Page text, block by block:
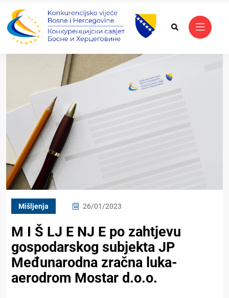
Mišljenja 26/01/2023
M I Š LJ E NJ E po zahtjevu
gospodarskog subjekta JP
Međunarodna zračna luka-
aerodrom Mostar d.o.o.